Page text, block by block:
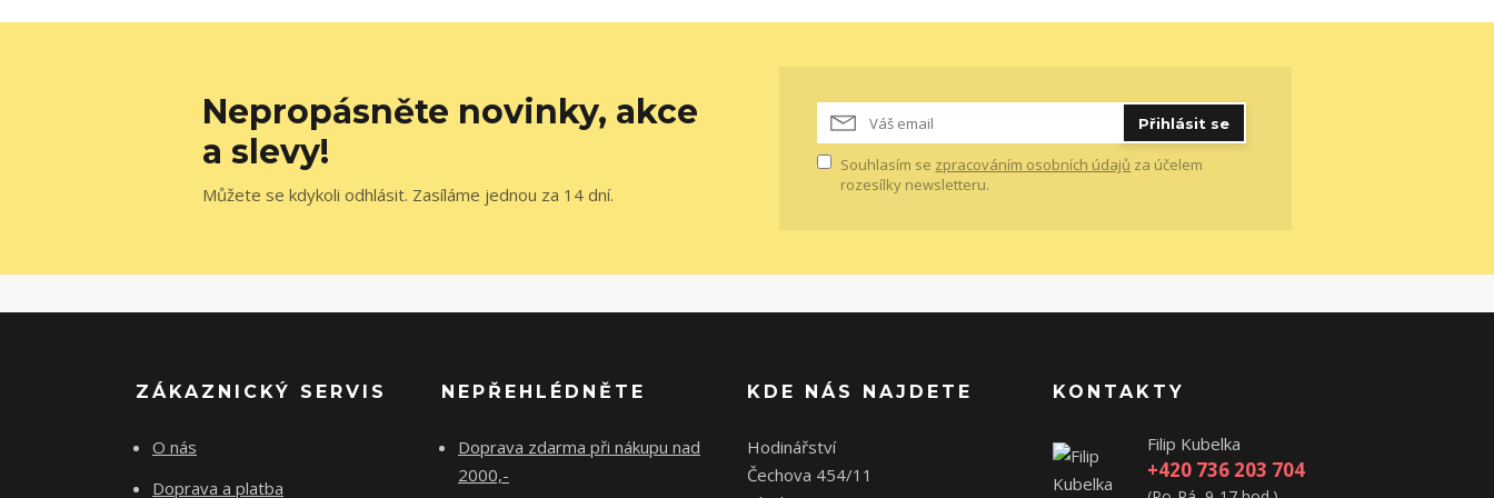
Nepropásněte novinky, akce
a slevy!
Můžete se kdykoli odhlásit. Zasíláme jednou za 14 dní.
Přihlásit se
Souhlasím se zpracováním osobních údajů za účelem
rozesílky newsletteru.
ZÁKAZNICKÝ SERVIS
O nás
Doprava a platba
NEPŘEHLÉDNĚTE
Doprava zdarma při nákupu nad
2000,-
KDE NÁS NAJDETE
Hodinářství
Čechova 454/11
KONTAKTY
Filip Kubelka
+420 736 203 704